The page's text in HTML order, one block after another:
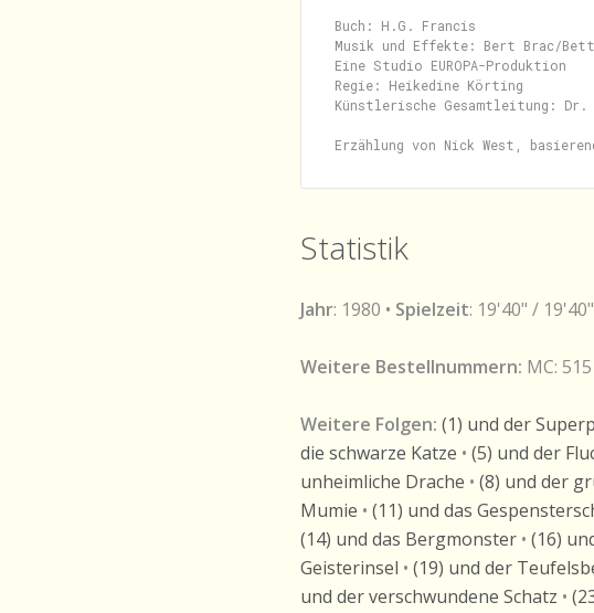
Buch: H.G. Francis
Musik und Effekte: Bert Brac/
Eine Studio EUROPA-Produktion
Regie: Heikedine Körting
Künstlerische Gesamtleitung: Dr.
Statistik
Jahr: 1980 • Spielzeit: 19'40" / 19'40"
Weitere Bestellnummern: MC:
Weitere Folgen: (1) und der
die schwarze Katze • (5) und der
unheimliche Drache • (8) und der
Mumie • (11) und das
(14) und das Bergmonster • (16)
Geisterinsel • (19) und der
und der verschwundene Schatz •